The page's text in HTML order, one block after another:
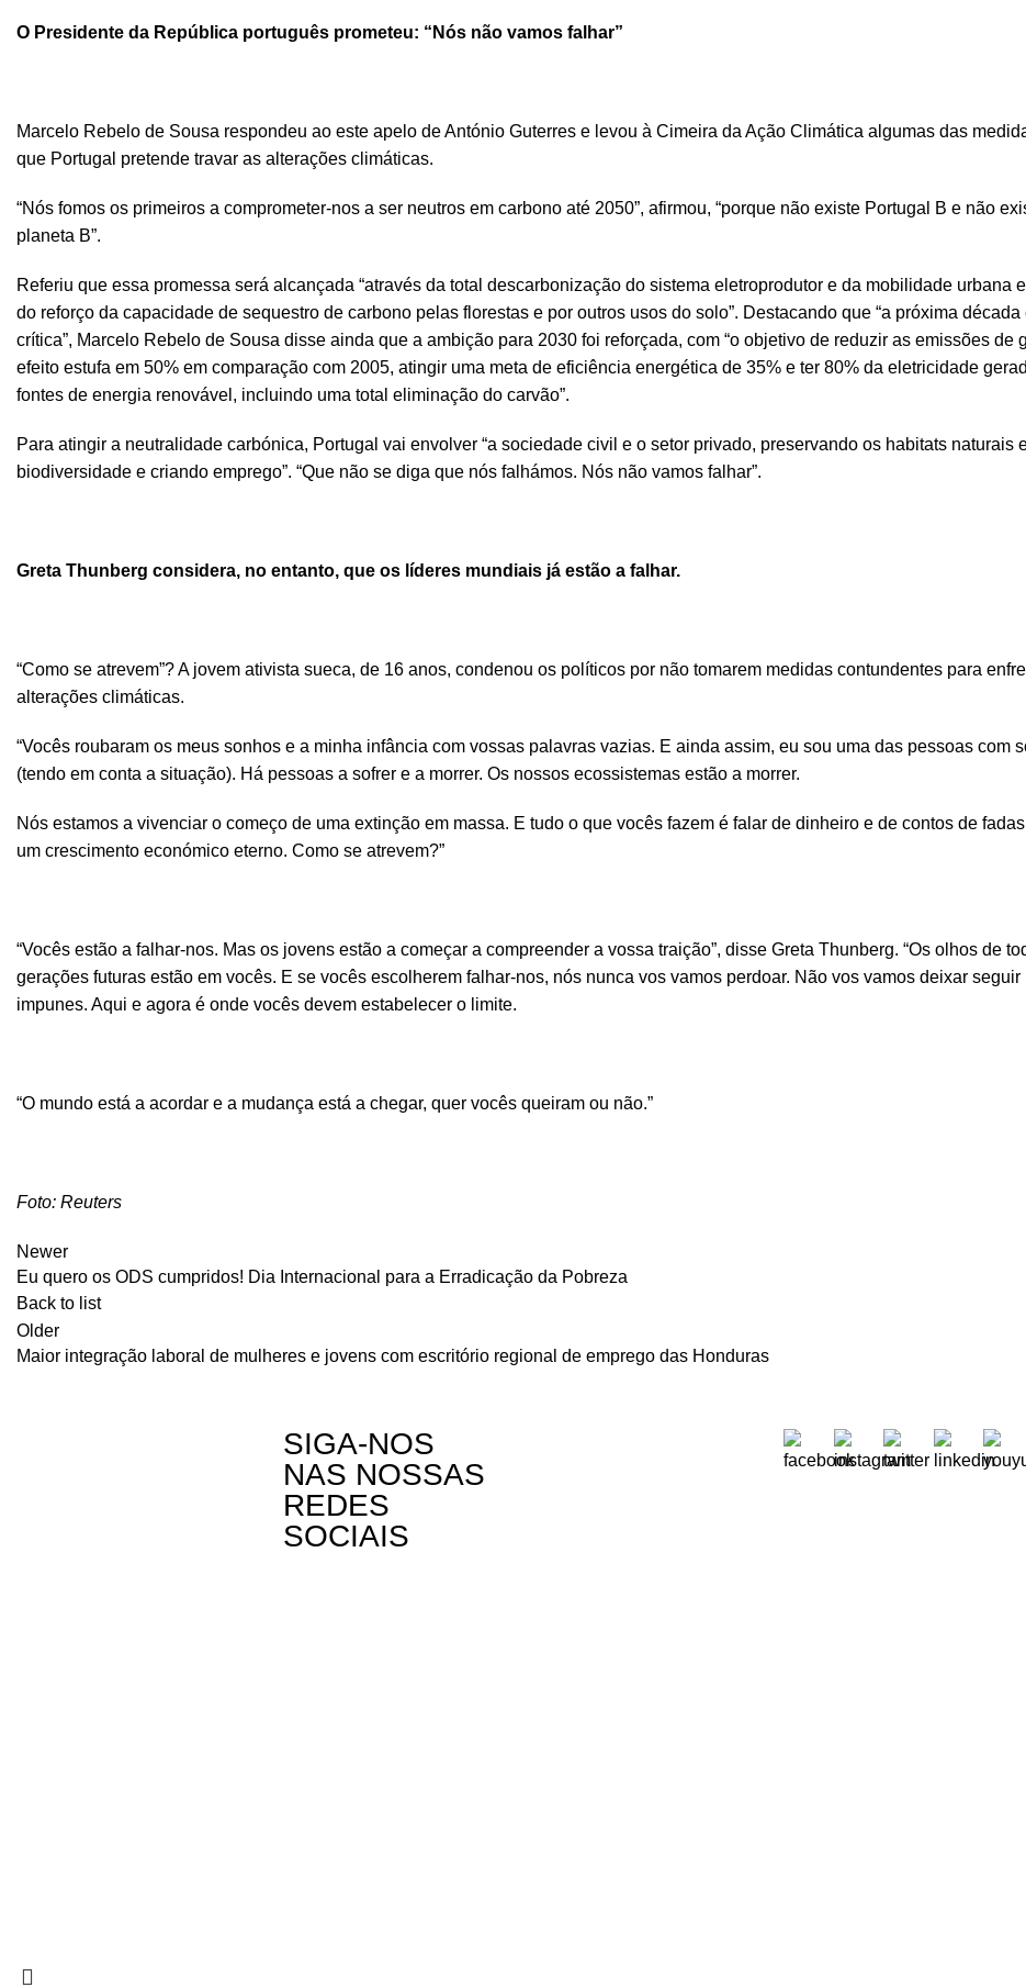
O Presidente da República português prometeu: “Nós não vamos falhar”
Marcelo Rebelo de Sousa respondeu ao este apelo de António Guterres e levou à Cimeira da Ação Climática algumas das
que Portugal pretende travar as alterações climáticas.
“Nós fomos os primeiros a comprometer-nos a ser neutros em carbono até 2050”, afirmou, “porque não existe Portugal B e não
planeta B”.
Referiu que essa promessa será alcançada “através da total descarbonização do sistema eletroprodutor e da mobilidade urbana
do reforço da capacidade de sequestro de carbono pelas florestas e por outros usos do solo”. Destacando que “a próxima década
crítica”, Marcelo Rebelo de Sousa disse ainda que a ambição para 2030 foi reforçada, com “o objetivo de reduzir as emissões de
efeito estufa em 50% em comparação com 2005, atingir uma meta de eficiência energética de 35% e ter 80% da eletricidade
fontes de energia renovável, incluindo uma total eliminação do carvão”.
Para atingir a neutralidade carbónica, Portugal vai envolver “a sociedade civil e o setor privado, preservando os habitats naturais
biodiversidade e criando emprego”. “Que não se diga que nós falhámos. Nós não vamos falhar”.
Greta Thunberg considera, no entanto, que os líderes mundiais já estão a falhar.
“Como se atrevem”? A jovem ativista sueca, de 16 anos, condenou os políticos por não tomarem medidas contundentes para
alterações climáticas.
“Vocês roubaram os meus sonhos e a minha infância com vossas palavras vazias. E ainda assim, eu sou uma das pessoas com
(tendo em conta a situação). Há pessoas a sofrer e a morrer. Os nossos ecossistemas estão a morrer.
Nós estamos a vivenciar o começo de uma extinção em massa. E tudo o que vocês fazem é falar de dinheiro e de contos de
um crescimento económico eterno. Como se atrevem?”
“Vocês estão a falhar-nos. Mas os jovens estão a começar a compreender a vossa traição”, disse Greta Thunberg. “Os olhos de
gerações futuras estão em vocês. E se vocês escolherem falhar-nos, nós nunca vos vamos perdoar. Não vos vamos deixar seguir
impunes. Aqui e agora é onde vocês devem estabelecer o limite.
“O mundo está a acordar e a mudança está a chegar, quer vocês queiram ou não.”
Foto: Reuters
Newer
Eu quero os ODS cumpridos! Dia Internacional para a Erradicação da Pobreza
Back to list
Older
Maior integração laboral de mulheres e jovens com escritório regional de emprego das Honduras
SIGA-NOS
NAS NOSSAS
REDES
SOCIAIS